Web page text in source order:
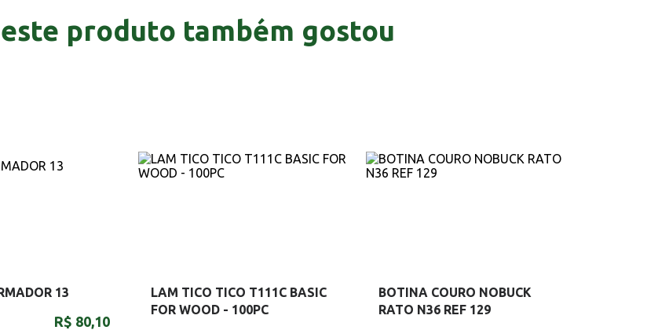
produto também gostou
13
R$ 80,10
LAM TICO TICO T111C BASIC
FOR WOOD - 100PC
BOTINA COURO NOBUCK
RATO N36 REF 129